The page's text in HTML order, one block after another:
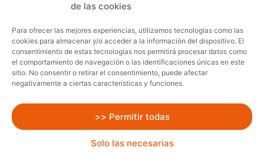
de las cookies
Para ofrecer las mejores experiencias, utilizamos tecnologías como las
cookies para almacenar y/o acceder a la información del dispositivo. El
consentimiento de estas tecnologías nos permitirá procesar datos como
el comportamiento de navegación o las identificaciones únicas en este
sitio. No consentir o retirar el consentimiento, puede afectar
negativamente a ciertas características y funciones.
>> Permitir todas
Solo las necesarias
Proyecto acogido al programa de
incentivos ligados al autoconsumo y
almacenamiento, con fuentes de energía
renovables, así como a la implantación
sector residencial en el marco del Plan
de Recuperación, Transformación y
Resiliencia, financiado por la Unión